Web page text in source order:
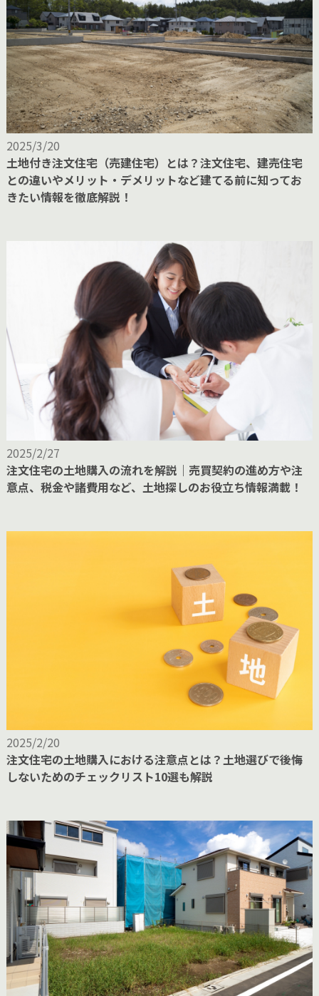
2025/3/20
土地付き注文住宅（売建住宅）とは？注文住宅、建売住宅
との違いやメリット・デメリットなど建てる前に知ってお
きたい情報を徹底解説！
2025/2/27
注文住宅の土地購入の流れを解説｜売買契約の進め方や注
意点、税金や諸費用など、土地探しのお役立ち情報満載！
2025/2/20
注文住宅の土地購入における注意点とは？土地選びで後悔
しないためのチェックリスト10選も解説